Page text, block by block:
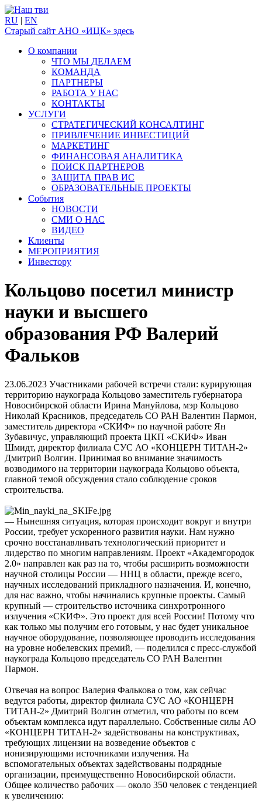
RU | EN
Старый сайт АНО «ИЦК» здесь
О компании
ЧТО МЫ ДЕЛАЕМ
КОМАНДА
ПАРТНЕРЫ
РАБОТА У НАС
КОНТАКТЫ
УСЛУГИ
СТРАТЕГИЧЕСКИЙ КОНСАЛТИНГ
ПРИВЛЕЧЕНИЕ ИНВЕСТИЦИЙ
МАРКЕТИНГ
ФИНАНСОВАЯ АНАЛИТИКА
ПОИСК ПАРТНЕРОВ
ЗАЩИТА ПРАВ ИС
ОБРАЗОВАТЕЛЬНЫЕ ПРОЕКТЫ
События
НОВОСТИ
СМИ О НАС
ВИДЕО
Клиенты
МЕРОПРИЯТИЯ
Инвестору
Кольцово посетил министр
науки и высшего
образования РФ Валерий
Фальков
23.06.2023 Участниками рабочей встречи стали: курирующая
территорию наукограда Кольцово заместитель губернатора
Новосибирской области Ирина Мануйлова, мэр Кольцово
Николай Красников, председатель СО РАН Валентин Пармон,
заместитель директора «СКИФ» по научной работе Ян
Зубавичус, управляющий проекта ЦКП «СКИФ» Иван
Шмидт, директор филиала СУС АО «КОНЦЕРН ТИТАН-2»
Дмитрий Волгин. Принимая во внимание значимость
возводимого на территории наукограда Кольцово объекта,
главной темой обсуждения стало соблюдение сроков
строительства.
— Нынешняя ситуация, которая происходит вокруг и внутри
России, требует ускоренного развития науки. Нам нужно
срочно восстанавливать технологический приоритет и
лидерство по многим направлениям. Проект «Академгородок
2.0» направлен как раз на то, чтобы расширить возможности
научной столицы России — ННЦ в области, прежде всего,
научных исследований прикладного назначения. И, конечно,
для нас важно, чтобы начинались крупные проекты. Самый
крупный — строительство источника синхротронного
излучения «СКИФ». Это проект для всей России! Потому что
как только мы получим его готовым, у нас будет уникальное
научное оборудование, позволяющее проводить исследования
на уровне нобелевских премий, — поделился с пресс-службой
наукограда Кольцово председатель СО РАН Валентин
Пармон.
Отвечая на вопрос Валерия Фалькова о том, как сейчас
ведутся работы, директор филиала СУС АО «КОНЦЕРН
ТИТАН-2» Дмитрий Волгин отметил, что работы по всем
объектам комплекса идут параллельно. Собственные силы АО
«КОНЦЕРН ТИТАН-2» задействованы на конструктивах,
требующих лицензии на возведение объектов с
ионизирующими источниками излучения. На
вспомогательных объектах задействованы подрядные
организации, преимущественно Новосибирской области.
Общее количество рабочих — около 350 человек с тенденцией
к увеличению: